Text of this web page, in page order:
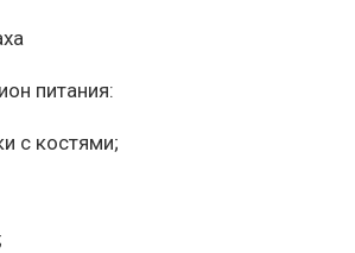
питания:
с костями;